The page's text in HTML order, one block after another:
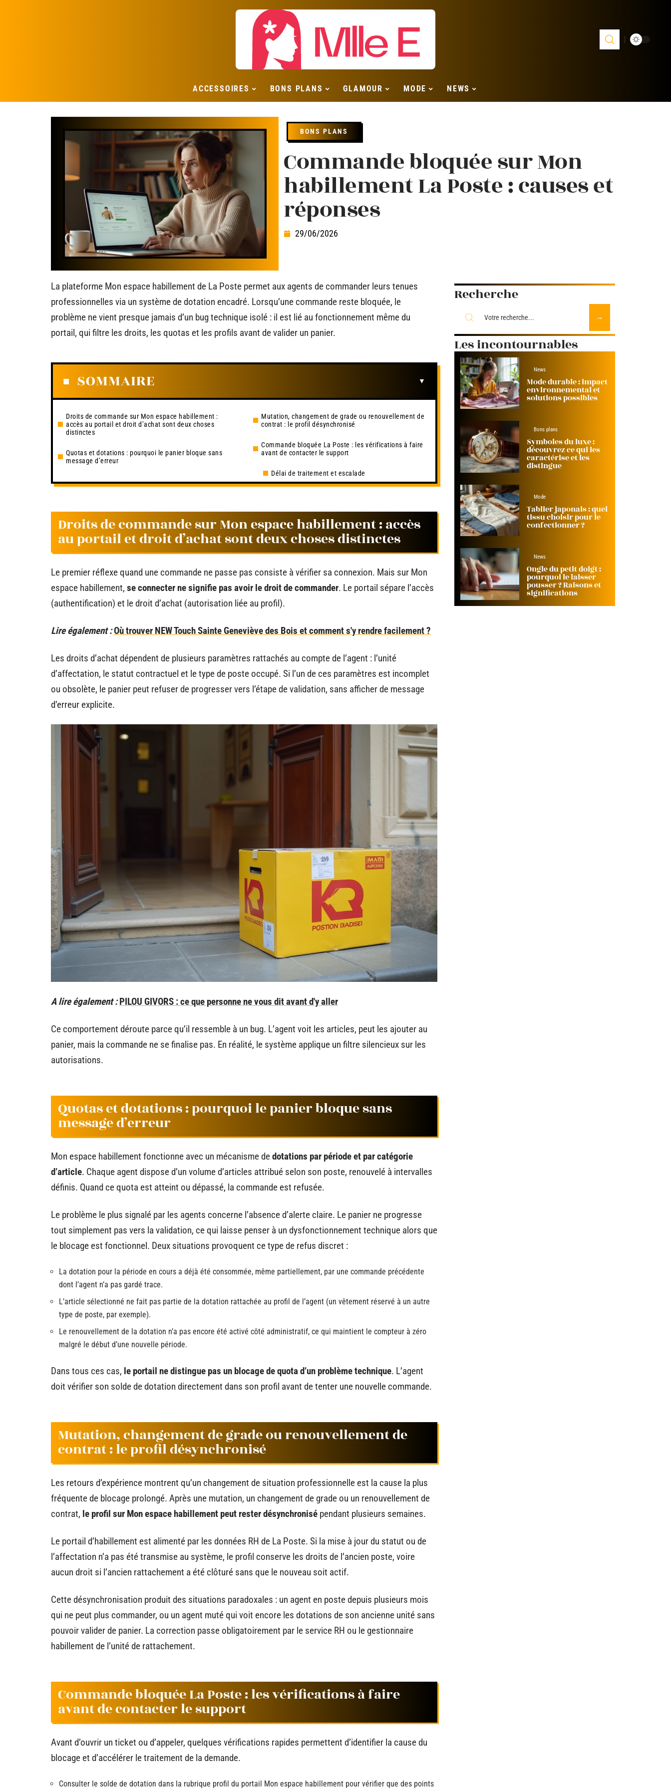
ACCESSOIRES BONS PLANS GLAMOUR MODE NEWS
BONS PLANS
Commande bloquée sur Mon
habillement La Poste : causes et
réponses
29/06/2026
La plateforme Mon espace habillement de La Poste permet aux agents de commander leurs tenues
professionnelles via un système de dotation encadré. Lorsqu’une commande reste bloquée, le
problème ne vient presque jamais d’un bug technique isolé : il est lié au fonctionnement même du
portail, qui filtre les droits, les quotas et les profils avant de valider un panier.
SOMMAIRE
Droits de commande sur Mon espace habillement :
accès au portail et droit d’achat sont deux choses
distinctes
Quotas et dotations : pourquoi le panier bloque sans
message d’erreur
Mutation, changement de grade ou renouvellement de
contrat : le profil désynchronisé
Commande bloquée La Poste : les vérifications à faire
avant de contacter le support
Délai de traitement et escalade
Droits de commande sur Mon espace habillement : accès
au portail et droit d’achat sont deux choses distinctes
Le premier réflexe quand une commande ne passe pas consiste à vérifier sa connexion. Mais sur Mon
espace habillement, se connecter ne signifie pas avoir le droit de commander. Le portail sépare l’accès
(authentification) et le droit d’achat (autorisation liée au profil).
Lire également :Où trouver NEW Touch Sainte Geneviève des Bois et comment s'y rendre facilement ?
Les droits d’achat dépendent de plusieurs paramètres rattachés au compte de l’agent : l’unité
d’affectation, le statut contractuel et le type de poste occupé. Si l’un de ces paramètres est incomplet
ou obsolète, le panier peut refuser de progresser vers l’étape de validation, sans afficher de message
d’erreur explicite.
A lire également : PILOU GIVORS : ce que personne ne vous dit avant d'y aller
Ce comportement déroute parce qu’il ressemble à un bug. L’agent voit les articles, peut les ajouter au
panier, mais la commande ne se finalise pas. En réalité, le système applique un filtre silencieux sur les
autorisations.
Quotas et dotations : pourquoi le panier bloque sans
message d’erreur
Mon espace habillement fonctionne avec un mécanisme dedotations par période et par catégorie
d’article. Chaque agent dispose d’un volume d’articles attribué selon son poste, renouvelé à intervalles
définis. Quand ce quota est atteint ou dépassé, la commande est refusée.
Le problème le plus signalé par les agents concerne l’absence d’alerte claire. Le panier ne progresse
tout simplement pas vers la validation, ce qui laisse penser à un dysfonctionnement technique alors que
le blocage est fonctionnel. Deux situations provoquent ce type de refus discret :
La dotation pour la période en cours a déjà été consommée, même partiellement, par une commande précédente
dont l’agent n’a pas gardé trace.
L’article sélectionné ne fait pas partie de la dotation rattachée au profil de l’agent (un vêtement réservé à un autre
type de poste, par exemple).
Le renouvellement de la dotation n’a pas encore été activé côté administratif, ce qui maintient le compteur à zéro
malgré le début d’une nouvelle période.
Dans tous ces cas, le portail ne distingue pas un blocage de quota d’un problème technique. L’agent
doit vérifier son solde de dotation directement dans son profil avant de tenter une nouvelle commande.
Mutation, changement de grade ou renouvellement de
contrat : le profil désynchronisé
Les retours d’expérience montrent qu’un changement de situation professionnelle est la cause la plus
fréquente de blocage prolongé. Après une mutation, un changement de grade ou un renouvellement de
contrat, le profil sur Mon espace habillement peut rester désynchronisé pendant plusieurs semaines.
Le portail d’habillement est alimenté par les données RH de La Poste. Si la mise à jour du statut ou de
l’affectation n’a pas été transmise au système, le profil conserve les droits de l’ancien poste, voire
aucun droit si l’ancien rattachement a été clôturé sans que le nouveau soit actif.
Cette désynchronisation produit des situations paradoxales : un agent en poste depuis plusieurs mois
qui ne peut plus commander, ou un agent muté qui voit encore les dotations de son ancienne unité sans
pouvoir valider de panier. La correction passe obligatoirement par le service RH ou le gestionnaire
habillement de l’unité de rattachement.
Commande bloquée La Poste : les vérifications à faire
avant de contacter le support
Avant d’ouvrir un ticket ou d’appeler, quelques vérifications rapides permettent d’identifier la cause du
blocage et d’accélérer le traitement de la demande.
Consulter le solde de dotation dans la rubrique profil du portail Mon espace habillement pour vérifier que des points
Recherche
Les incontournables
News
Mode durable : impact
environnemental et
solutions possibles
Bons plans
Symboles du luxe :
découvrez ce qui les
caractérise et les
distingue
Mode
Tablier japonais : quel
tissu choisir pour le
confectionner ?
News
Ongle du petit doigt :
pourquoi le laisser
pousser ? Raisons et
significations